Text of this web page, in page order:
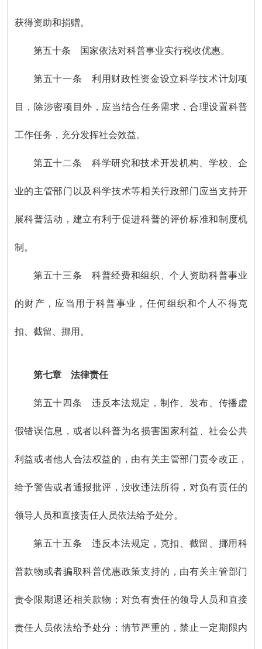
获得资助和捐赠。
第五十条 国家依法对科普事业实行税收优惠。
第五十一条 利用财政性资金设立科学技术计划项
目，除涉密项目外，应当结合任务需求，合理设置科普
工作任务，充分发挥社会效益。
第五十二条 科学研究和技术开发机构、学校、企
业的主管部门以及科学技术等相关行政部门应当支持开
展科普活动，建立有利于促进科普的评价标准和制度机
制。
第五十三条 科普经费和组织、个人资助科普事业
的财产，应当用于科普事业，任何组织和个人不得克
扣、截留、挪用。
第七章 法律责任
第五十四条 违反本法规定，制作、发布、传播虚
假错误信息，或者以科普为名损害国家利益、社会公共
利益或者他人合法权益的，由有关主管部门责令改正，
给予警告或者通报批评，没收违法所得，对负有责任的
领导人员和直接责任人员依法给予处分。
第五十五条 违反本法规定，克扣、截留、挪用科
普款物或者骗取科普优惠政策支持的，由有关主管部门
责令限期退还相关款物；对负有责任的领导人员和直接
责任人员依法给予处分；情节严重的，禁止一定期限内